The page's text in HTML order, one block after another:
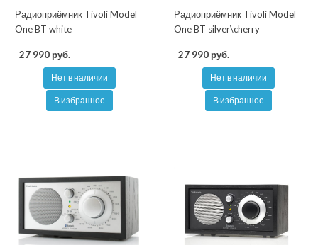
Радиоприёмник Tivoli Model
One BT white
27 990 руб.
Нет в наличии
В избранное
Радиоприёмник Tivoli Model
One BT silver\cherry
27 990 руб.
Нет в наличии
В избранное